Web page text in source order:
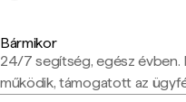
Bármikor
24/7 segítség, egész évben.
működik, támogatott az